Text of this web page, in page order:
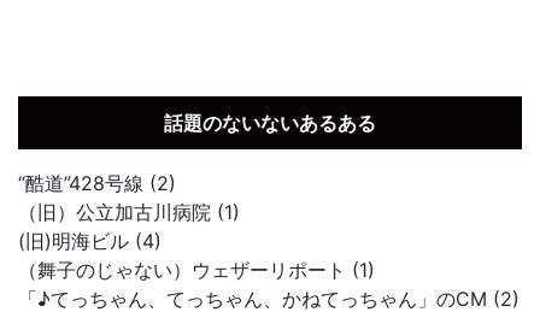
話題のないないあるある
“酷道”428号線 (2)
（旧）公立加古川病院 (1)
(旧)明海ビル (4)
（舞子のじゃない）ウェザーリポート (1)
「♪てっちゃん、てっちゃん、かねてっちゃん」のCM (2)